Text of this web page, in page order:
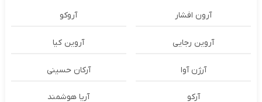
آرون افشار آروکو
آروین رجایی آروین کیا
آرژن آوا آرکان حسینی
آرکو آریا هوشمند